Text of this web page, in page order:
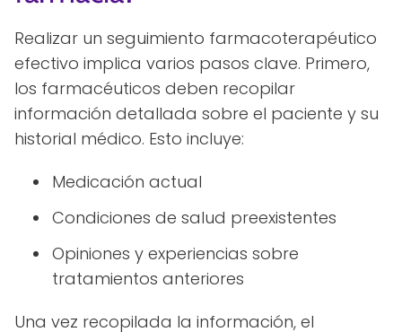
Realizar un seguimiento farmacoterapéutico
efectivo implica varios pasos clave. Primero,
los farmacéuticos deben recopilar
información detallada sobre el paciente y su
historial médico. Esto incluye:
Medicación actual
Condiciones de salud preexistentes
Opiniones y experiencias sobre
tratamientos anteriores
Una vez recopilada la información, el